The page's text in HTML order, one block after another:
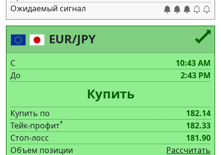
Ожидаемый сигнал
EUR/JPY
С
10:43 AM
До
2:43 PM
Купить
Купить по
182.14
Тейк-профит*
182.33
Стоп-лосс
181.90
Объем позиции
Рассчитать